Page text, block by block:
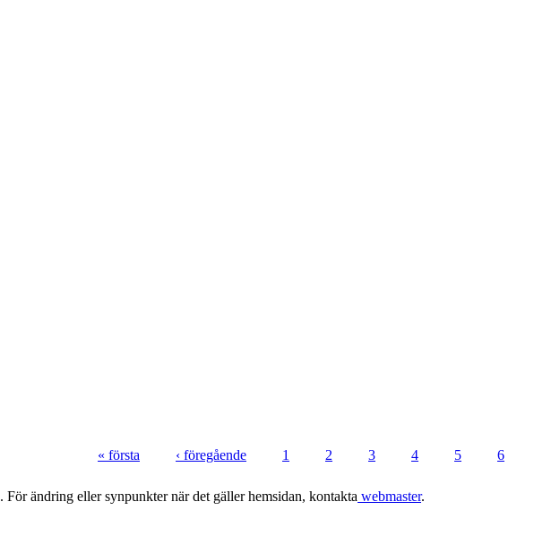
« första ‹ föregående 1 2 3 4 5 6
. För ändring eller synpunkter när det gäller hemsidan, kontakta webmaster.